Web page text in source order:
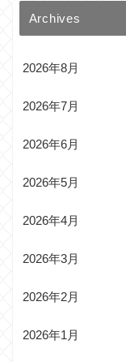
Archives
2026年8月
2026年7月
2026年6月
2026年5月
2026年4月
2026年3月
2026年2月
2026年1月